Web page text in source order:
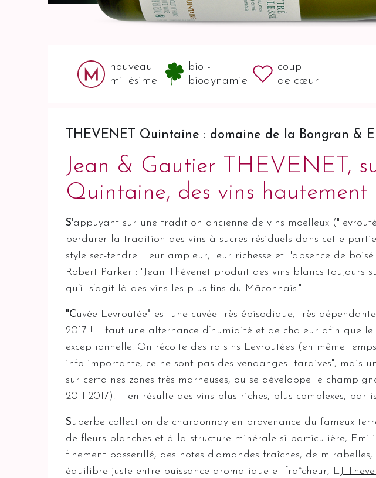
nouveau
millésime
bio -
biodynamie
coup
de cœur
THEVENET Quintaine : domaine de la Bongran &
Jean & Gautier THEVENET,
Quintaine, des vins
S'appuyant sur une tradition ancienne de vins moelleux
perdurer la tradition des vins à sucres résiduels dans cette
style sec-tendre. Leur ampleur, leur richesse et l'absence de
Robert Parker : "Jean Thévenet produit des vins blancs toujours
qu’il s’agit là des vins les plus fins du Mâconnais."
"Cuvée Levroutée" est une cuvée très épisodique, très
2017 ! Il faut une alternance d’humidité et de chaleur afin que
exceptionnelle. On récolte des raisins Levroutées (en même
info importante, ce ne sont pas des vendanges "tardives", mais
sur certaines zones très marneuses, ou se développe le
2011-2017). Il en résulte des vins plus riches, plus complexes,
Superbe collection de chardonnay en provenance du fameux
de fleurs blanches et à la structure minérale si particulière,
finement passerillé, des notes d'amandes fraîches, de mirabelles,
équilibre juste entre puissance aromatique et fraîcheur, EJ